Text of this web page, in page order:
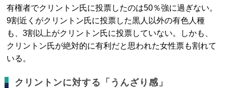
有権者でクリントン氏に投票したのは50％強に過ぎない。
9割近くがクリントン氏に投票した黒人以外の有色人種
も、3割以上がクリントン氏に投票していない。しかも、
クリントン氏が絶対的に有利だと思われた女性票も割れて
いる。
クリントンに対する「うんざり感」